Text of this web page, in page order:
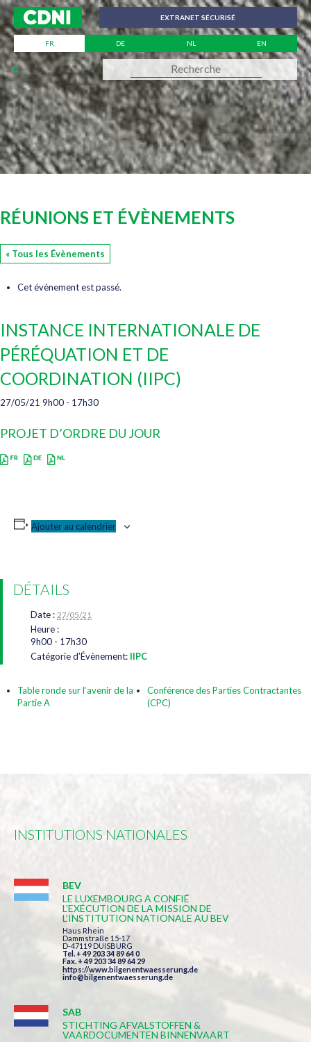
EXTRANET SÉCURISÉ
FR DE NL EN
RÉUNIONS ET ÉVÈNEMENTS
« Tous les Évènements
Cet évènement est passé.
INSTANCE INTERNATIONALE DE
PÉRÉQUATION ET DE
COORDINATION (IIPC)
27/05/21 9h00 - 17h30
PROJET D’ORDRE DU JOUR
Ajouter au calendrier
DÉTAILS
Date : 27/05/21
Heure :
9h00 - 17h30
Catégorie d’Évènement: IIPC
Table ronde sur l‘avenir de la
Partie A
Conférence des Parties Contractantes
(CPC)
INSTITUTIONS NATIONALES
BEV
LE LUXEMBOURG A CONFIÉ
L’EXÉCUTION DE LA MISSION DE
L’INSTITUTION NATIONALE AU BEV
Haus Rhein
Dammstraße 15-17
D-47119 DUISBURG
Tel. + 49 203 34 89 64 0
Fax. + 49 203 34 89 64 29
https://www.bilgenentwaesserung.de
info@bilgenentwaesserung.de
SAB
STICHTING AFVALSTOFFEN &
VAARDOCUMENTEN BINNENVAART
Panneau de gestion des cookies